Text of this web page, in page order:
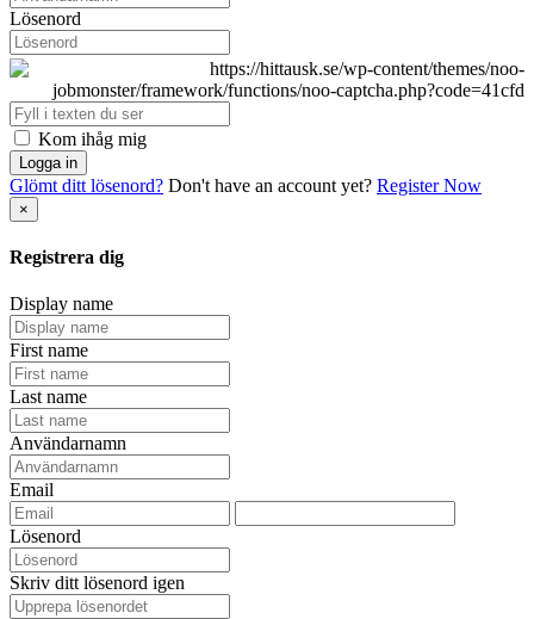
Lösenord
Kom ihåg mig
Logga in
Glömt ditt lösenord? Don't have an account yet? Register Now
×
Registrera dig
Display name
First name
Last name
Användarnamn
Email
Lösenord
Skriv ditt lösenord igen